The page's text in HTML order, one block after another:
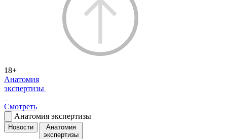
18+
Анатомия
экспертизы
Смотреть
Анатомия экспертизы
Новости
Анатомия
экспертизы